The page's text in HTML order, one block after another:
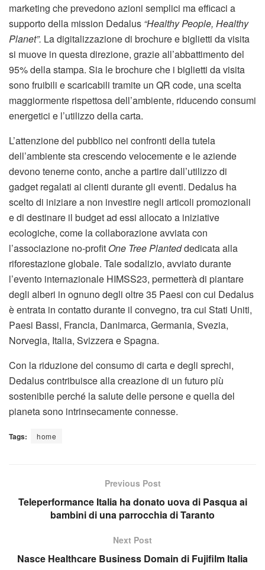
marketing che prevedono azioni semplici ma efficaci a
supporto della mission Dedalus “Healthy People, Healthy
Planet”. La digitalizzazione di brochure e biglietti da visita
si muove in questa direzione, grazie all’abbattimento del
95% della stampa. Sia le brochure che i biglietti da visita
sono fruibili e scaricabili tramite un QR code, una scelta
maggiormente rispettosa dell’ambiente, riducendo consumi
energetici e l’utilizzo della carta.
L’attenzione del pubblico nei confronti della tutela
dell’ambiente sta crescendo velocemente e le aziende
devono tenerne conto, anche a partire dall’utilizzo di
gadget regalati ai clienti durante gli eventi. Dedalus ha
scelto di iniziare a non investire negli articoli promozionali
e di destinare il budget ad essi allocato a iniziative
ecologiche, come la collaborazione avviata con
l’associazione no-profit One Tree Planteddedicata alla
riforestazione globale. Tale sodalizio, avviato durante
l’evento internazionale HIMSS23, permetterà di piantare
degli alberi in ognuno degli oltre 35 Paesi con cui Dedalus
è entrata in contatto durante il convegno, tra cui Stati Uniti,
Paesi Bassi, Francia, Danimarca, Germania, Svezia,
Norvegia, Italia, Svizzera e Spagna.
Con la riduzione del consumo di carta e degli sprechi,
Dedalus contribuisce alla creazione di un futuro più
sostenibile perché la salute delle persone e quella del
pianeta sono intrinsecamente connesse.
Tags: home
Previous Post
Teleperformance Italia ha donato uova di Pasqua ai
bambini di una parrocchia di Taranto
Next Post
Nasce Healthcare Business Domain di Fujifilm Italia